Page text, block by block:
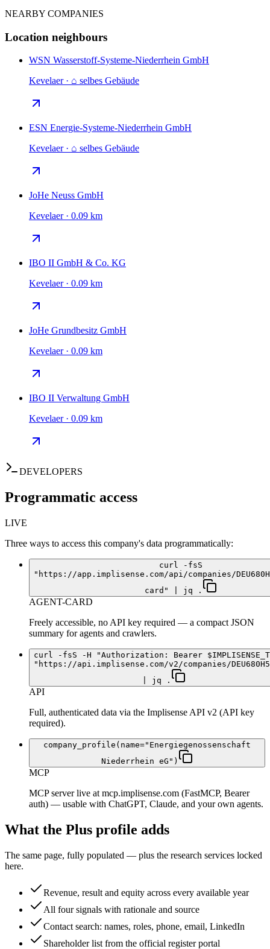
NEARBY COMPANIES
Location neighbours
WSN Wasserstoff-Systeme-Niederrhein GmbH
Kevelaer · ⌂ selbes Gebäude
ESN Energie-Systeme-Niederrhein GmbH
Kevelaer · ⌂ selbes Gebäude
JoHe Neuss GmbH
Kevelaer · 0.09 km
IBO II GmbH & Co. KG
Kevelaer · 0.09 km
JoHe Grundbesitz GmbH
Kevelaer · 0.09 km
IBO II Verwaltung GmbH
Kevelaer · 0.09 km
DEVELOPERS
Programmatic access
LIVE
Three ways to access this company's data programmatically:
curl -fsS
"https://app.implisense.com/api/companies/
card" | jq .
AGENT-CARD
Freely accessible, no API key required — a compact JSON
summary for agents and crawlers.
curl -fsS -H "Authorization: Bearer
"https://api.implisense.com/v2/companies/
| jq .
API
Full, authenticated data via the Implisense API v2 (API key
required).
company_profile(name="Energiegenossenschaft
Niederrhein eG")
MCP
MCP server live at mcp.implisense.com (FastMCP, Bearer
auth) — usable with ChatGPT, Claude, and your own agents.
What the Plus profile adds
The same page, fully populated — plus the research services locked
here.
Revenue, result and equity across every available year
All four signals with rationale and source
Contact search: names, roles, phone, email, LinkedIn
Shareholder list from the official register portal